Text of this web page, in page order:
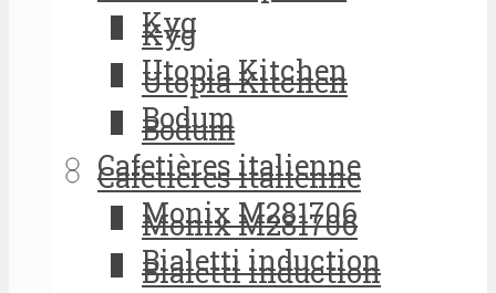
Kyg
Utopia Kitchen
Bodum
Cafetières italienne
Monix M281706
Bialetti induction
Kyg
Utopia Kitchen
Bodum
Cafetières italienne
Monix M281706
Bialetti induction